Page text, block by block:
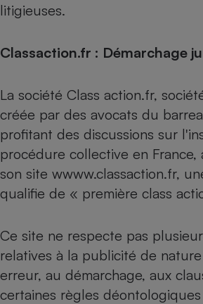
litigieuses.
Classaction.fr : Démarchage
La société Class action.fr,
créée par des avocats du
profitant des discussions sur
procédure collective en France,
son site wwww.classaction.fr,
qualifie de « première class
Ce site ne respecte pas
relatives à la publicité de
erreur, au démarchage, aux
certaines règles